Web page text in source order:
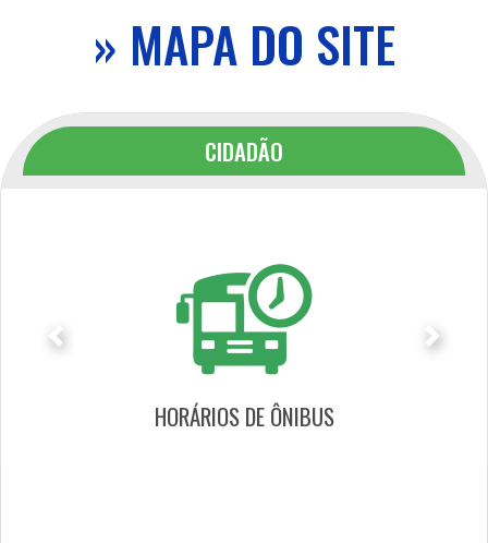
» MAPA DO SITE
CIDADÃO
HORÁRIOS DE ÔNIBUS
Anterior Próximo